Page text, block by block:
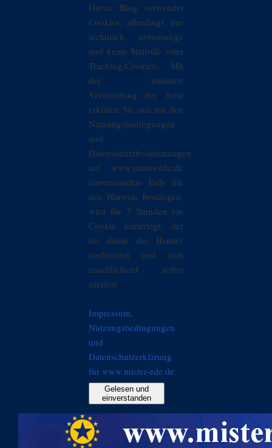
Dieser Blog verwendet
Cookies, allerdings nur
technisch notwendige
und keine Statistik- oder
Tracking-Cookies. Mit
der weiteren
Verwendung der Seite
erklären Sie sich mit den
Nutzungsbedingungen
und
Datenschutzbestimmungen
auf www.mister-ede.de
einverstanden. Falls Sie
den Hinweis bestätigen,
wird für 3 Stunden ein
Cookie hinterlegt, der
bis dahin das Banner
ausblendet und sich
anschließend selbst
zerstört.
Impressum,
Nutzungsbedingungen
und
Datenschutzerklärung
für www.mister-ede.de
Gelesen und
einverstanden